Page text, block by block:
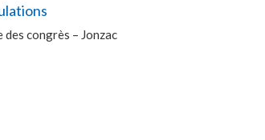
congrès – Jonzac